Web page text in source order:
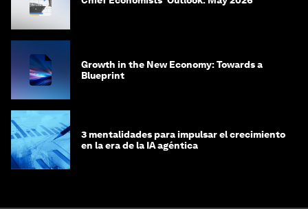
Growth in the New Economy: Towards a
Blueprint
3 mentalidades para impulsar el crecimiento
en la era de la IA agéntica